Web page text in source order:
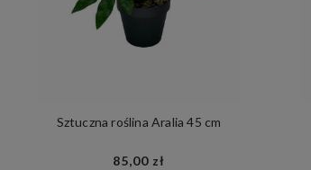
Sztuczna roślina Aralia 45 cm
85,00 zł